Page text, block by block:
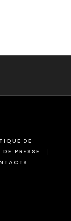
DE
PRESSE